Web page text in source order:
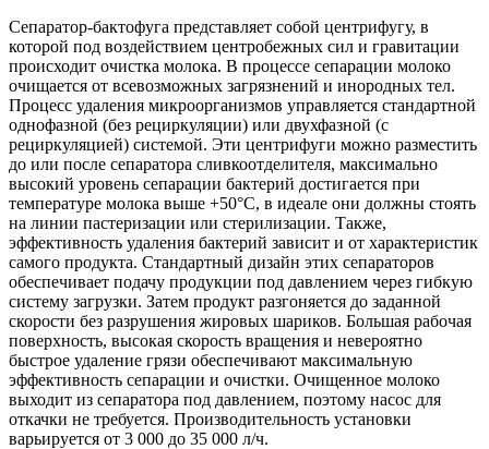
Сепаратор-бактофуга представляет собой центрифугу, в
которой под воздействием центробежных сил и гравитации
происходит очистка молока. В процессе сепарации молоко
очищается от всевозможных загрязнений и инородных тел.
Процесс удаления микроорганизмов управляется стандартной
однофазной (без рециркуляции) или двухфазной (с
рециркуляцией) системой. Эти центрифуги можно разместить
до или после сепаратора сливкоотделителя, максимально
высокий уровень сепарации бактерий достигается при
температуре молока выше +50°C, в идеале они должны стоять
на линии пастеризации или стерилизации. Также,
эффективность удаления бактерий зависит и от характеристик
самого продукта. Стандартный дизайн этих сепараторов
обеспечивает подачу продукции под давлением через гибкую
систему загрузки. Затем продукт разгоняется до заданной
скорости без разрушения жировых шариков. Большая рабочая
поверхность, высокая скорость вращения и невероятно
быстрое удаление грязи обеспечивают максимальную
эффективность сепарации и очистки. Очищенное молоко
выходит из сепаратора под давлением, поэтому насос для
откачки не требуется. Производительность установки
варьируется от 3 000 до 35 000 л/ч.